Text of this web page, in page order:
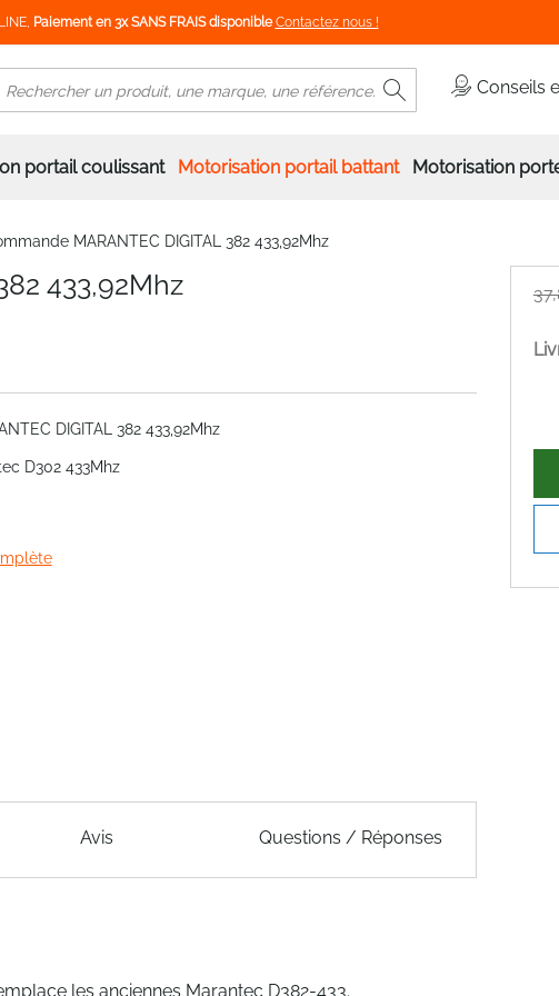
Paiement en 3x SANS FRAIS disponible Contactez nous !
Conseils
Rechercher
portail coulissant Motorisation portail battant Motorisation
MARANTEC DIGITAL 382 433,92Mhz
433,92Mhz
DIGITAL 382 433,92Mhz
D302 433Mhz
Avis Questions / Réponses
les anciennes Marantec D382-433.